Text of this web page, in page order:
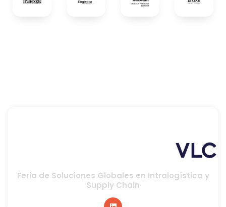
Feria de Soluciones Globales en Intralogística y
Supply Chain